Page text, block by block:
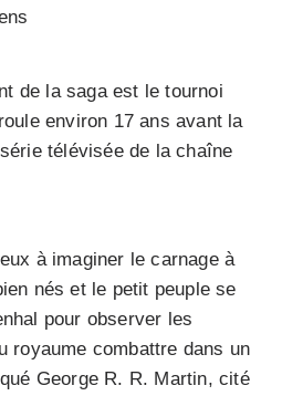
de la saga est le tournoi
environ 17 ans avant la
télévisée de la chaîne
à imaginer le carnage à
nés et le petit peuple se
pour observer les
royaume combattre dans un
George R. R. Martin, cité